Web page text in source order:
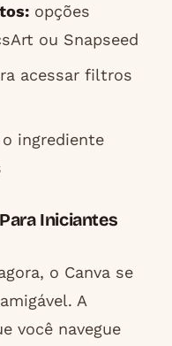
opções
ou Snapseed
acessar filtros
ingrediente
Iniciantes
o Canva se
A
você navegue